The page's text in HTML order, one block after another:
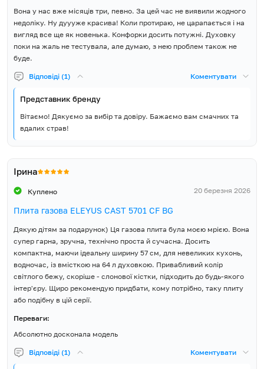
Розмір упаковки висота (В),
890
Вага Брутто, кг 40
Країна реєстрації бренду
Гарантія, місяців
Комплект постачання
гриля, Набір для переходу на
зріджений газ, Інструкція,
Гарантійний талон
Вона у нас вже місяців три, певно. За цей час не виявили жодного
недоліку. Ну дуууже красива! Коли протираю, не царапається і на
вигляд все ще як новенька. Конфорки досить потужні. Духовку
поки на жаль не тестувала, але думаю, з нею проблем також не
буде.
Відповіді (1) Коментувати
Представник бренду
Вітаємо! Дякуємо за вибір та довіру. Бажаємо вам смачних та
вдалих страв!
Ірина
Куплено 20 березня 2026
Плита газова ELEYUS CAST 5701 CF BG
Дякую дітям за подарунок) Ця газова плита була моєю мрією. Вона
супер гарна, зручна, технічно проста й сучасна. Досить
компактна, маючи ідеальну ширину 57 см, для невеликих кухонь,
водночас, із вмісткою на 64 л духовкою. Привабливий колір
світлого бежу, скоріше - слонової кістки, підходить до будь-якого
інтер'єру. Щиро рекомендую придбати, кому потрібно, таку плиту
або подібну в цій серії.
Переваги:
Абсолютно досконала модель
Відповіді (1) Коментувати